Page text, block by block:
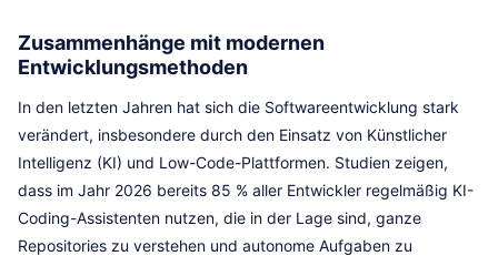
Zusammenhänge mit modernen
Entwicklungsmethoden
In den letzten Jahren hat sich die Softwareentwicklung stark
verändert, insbesondere durch den Einsatz von Künstlicher
Intelligenz (KI) und Low-Code-Plattformen. Studien zeigen,
dass im Jahr 2026 bereits 85 % aller Entwickler regelmäßig KI-
Coding-Assistenten nutzen, die in der Lage sind, ganze
Repositories zu verstehen und autonome Aufgaben zu